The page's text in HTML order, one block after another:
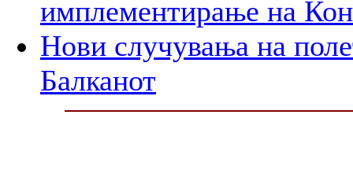
имплементирање на
Нови случувања на
Балканот